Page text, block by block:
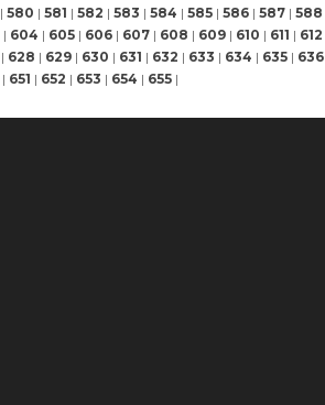
| 580 | 581 | 582 | 583 | 584 | 585 | 586 | 587 | 588
| 604 | 605 | 606 | 607 | 608 | 609 | 610 | 611 | 612
| 628 | 629 | 630 | 631 | 632 | 633 | 634 | 635 | 636
| 651 | 652 | 653 | 654 | 655 |